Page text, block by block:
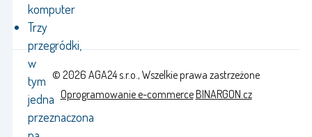
komputer
Trzy
przegródki,
w
tym
jedna
przeznaczona
© 2026 AGA24 s.r.o., Wszelkie prawa zastrzeżone
Oprogramowanie e-commerceBINARGON.cz